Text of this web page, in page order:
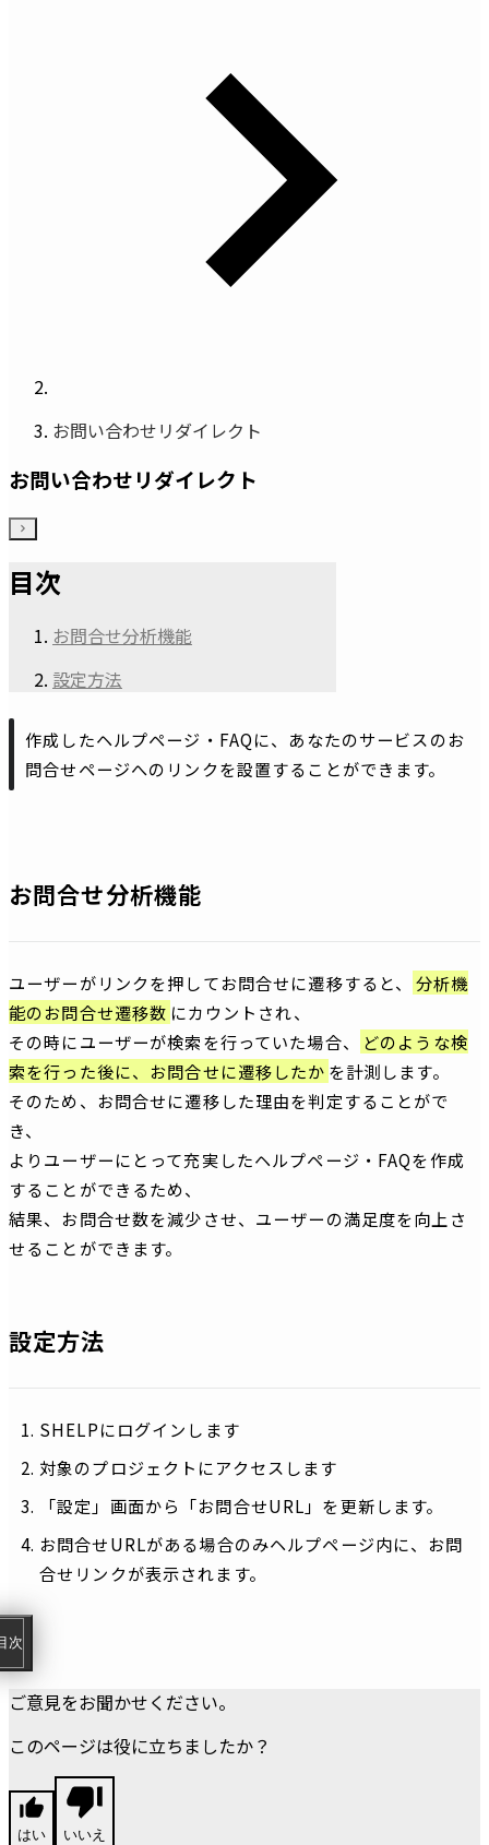
お問い合わせリダイレクト
お問い合わせリダイレクト
目次
お問合せ分析機能
設定方法
作成したヘルプページ・FAQに、あなたのサービスのお
問合せページへのリンクを設置することができます。
お問合せ分析機能
ユーザーがリンクを押してお問合せに遷移すると、
分析機
能のお問合せ遷移数 にカウントされ、
その時にユーザーが検索を行っていた場合、
どのような検
索を行った後に、お問合せに遷移したか を計測します。
そのため、お問合せに遷移した理由を判定することがで
き、
よりユーザーにとって充実したヘルプページ・FAQを作成
することができるため、
結果、お問合せ数を減少させ、ユーザーの満足度を向上さ
せることができます。
設定方法
SHELPにログインします
対象のプロジェクトにアクセスします
「設定」画面から「お問合せURL」を更新します。
お問合せURLがある場合のみヘルプページ内に、お問
合せリンクが表示されます。
次
ご意見をお聞かせください。
このページは役に立ちましたか？
はい いいえ